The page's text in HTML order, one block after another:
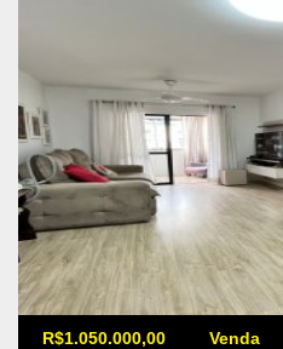
R$1.050.000,00 Venda